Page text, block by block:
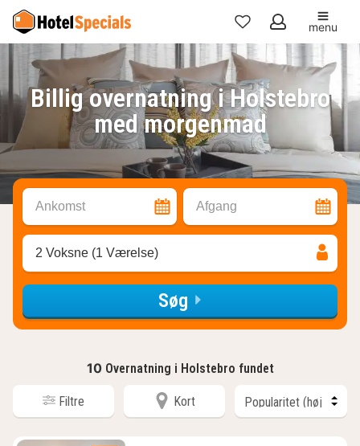
Mine
favoritter
menu
Billig overnatning i Holstebro
med morgenmad
Ankomst Afgang
2 Voksne (1 Værelse)
Søg
10 Overnatning i Holstebro fundet
Filtre Kort